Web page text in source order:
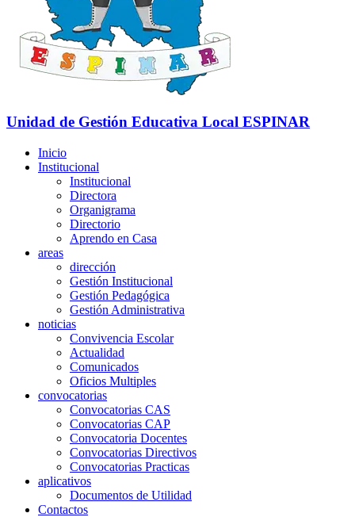
Unidad de Gestión Educativa Local ESPINAR
Inicio
Institucional
Institucional
Directora
Organigrama
Directorio
Aprendo en Casa
areas
dirección
Gestión Institucional
Gestión Pedagógica
Gestión Administrativa
noticias
Convivencia Escolar
Actualidad
Comunicados
Oficios Multiples
convocatorias
Convocatorias CAS
Convocatorias CAP
Convocatoria Docentes
Convocatorias Directivos
Convocatorias Practicas
aplicativos
Documentos de Utilidad
Contactos